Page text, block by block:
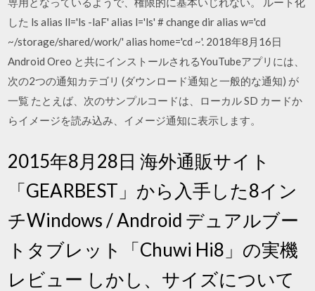
した ls alias ll='ls -laF' alias l='ls' # change dir alias w='cd
~/storage/shared/work/' alias home='cd ~'. 2018年8月16日
Android Oreo と共にインストールされるYouTubeアプリには、
次の2つの通知カテゴリ (ダウンロード通知と一般的な通知) が
一覧 たとえば、次のサンプルコードは、ローカル SD カードか
らイメージを読み込み、イメージ通知に表示します。
2015年8月28日 海外通販サイト
「GEARBEST」から入手した8イン
チWindows / Android デュアルブー
トタブレット「Chuwi Hi8」の実機
レビュー しかし、サイズについて